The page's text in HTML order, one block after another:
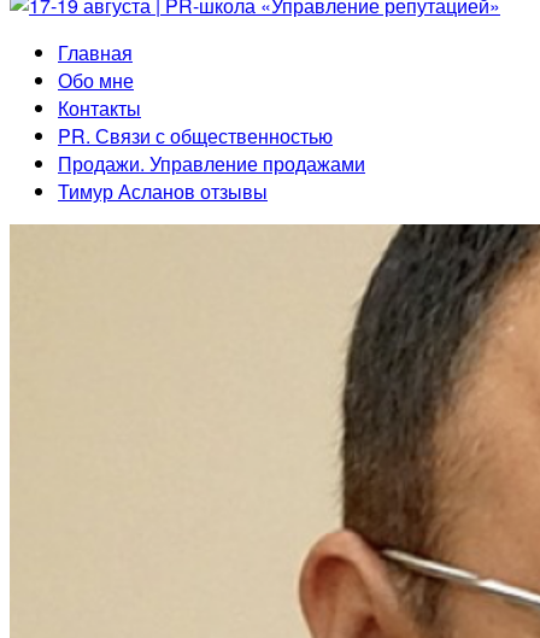
Главная
Обо мне
Контакты
PR. Связи с общественностью
Продажи. Управление продажами
Тимур Асланов отзывы